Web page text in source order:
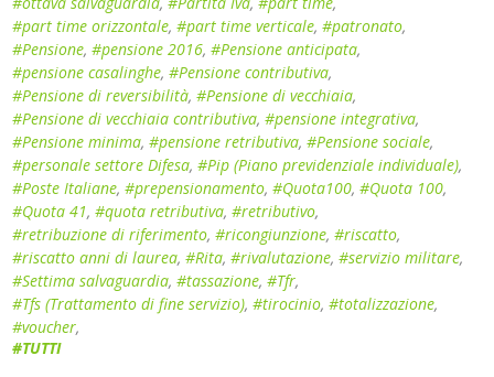
#part time orizzontale,#part time verticale,#patronato,
#Pensione,#pensione 2016,#Pensione anticipata,
#pensione casalinghe,#Pensione contributiva,
#Pensione di reversibilità,#Pensione di vecchiaia,
#Pensione di vecchiaia contributiva,#pensione integrativa,
#Pensione minima,#pensione retributiva,#Pensione sociale,
#personale settore Difesa,#Pip (Piano previdenziale individuale),
#Poste Italiane,#prepensionamento,#Quota100,#Quota 100,
#Quota 41,#quota retributiva,#retributivo,
#retribuzione di riferimento,#ricongiunzione,#riscatto,
#riscatto anni di laurea,#Rita,#rivalutazione,#servizio militare,
#Settima salvaguardia,#tassazione,#Tfr,
#Tfs (Trattamento di fine servizio),#tirocinio,#totalizzazione,
#voucher,
#TUTTI